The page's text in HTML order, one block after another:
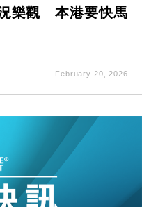
樂觀 本港要快馬
February 20, 2026